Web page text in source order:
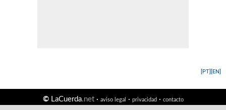
[EN]
[PT]
©LaCuerda.net· aviso legal · privacidad· contacto